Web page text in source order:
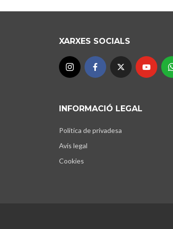
XARXES SOCIALS
INFORMACIÓ LEGAL
Política de privadesa
Avís legal
Cookies